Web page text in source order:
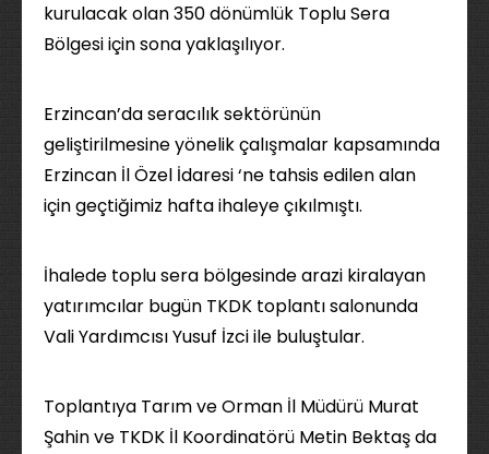
kurulacak olan 350 dönümlük Toplu Sera
Bölgesi için sona yaklaşılıyor.
Erzincan’da seracılık sektörünün
geliştirilmesine yönelik çalışmalar kapsamında
Erzincan İl Özel İdaresi ‘ne tahsis edilen alan
için geçtiğimiz hafta ihaleye çıkılmıştı.
İhalede toplu sera bölgesinde arazi kiralayan
yatırımcılar bugün TKDK toplantı salonunda
Vali Yardımcısı Yusuf İzci ile buluştular.
Toplantıya Tarım ve Orman İl Müdürü Murat
Şahin ve TKDK İl Koordinatörü Metin Bektaş da